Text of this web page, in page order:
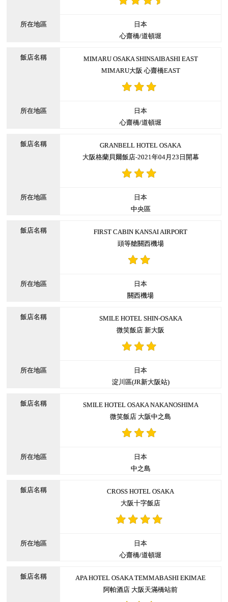
日本
心齋橋/道頓堀
MIMARU OSAKA SHINSAIBASHI EAST
MIMARU大阪 心齋橋EAST
日本
心齋橋/道頓堀
GRANBELL HOTEL OSAKA
大阪格蘭貝爾飯店-2021年04月23日開幕
日本
中央區
FIRST CABIN KANSAI AIRPORT
頭等艙關西機場
日本
關西機場
SMILE HOTEL SHIN-OSAKA
微笑飯店 新大阪
日本
淀川區(JR新大阪站)
SMILE HOTEL OSAKA NAKANOSHIMA
微笑飯店 大阪中之島
日本
中之島
CROSS HOTEL OSAKA
大阪十字飯店
日本
心齋橋/道頓堀
APA HOTEL OSAKA TEMMABASHI EKIMAE
阿帕酒店 大阪天滿橋站前